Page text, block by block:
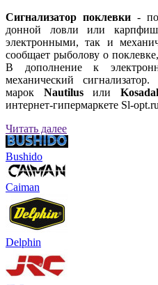
Сигнализатор поклевки -
донной ловли или
электронными, так и
сообщает рыболову о
В дополнение к
механический
марок Nautilusили
интернет-гипермаркете Sl-
Читать далее
Bushido
Caiman
Delphin